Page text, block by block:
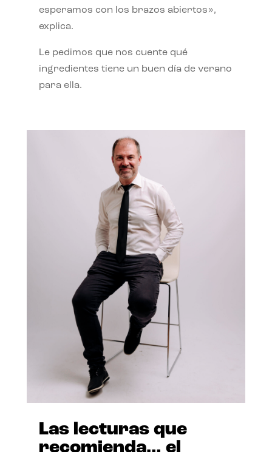
esperamos con los brazos abiertos»,
explica.
Le pedimos que nos cuente qué
ingredientes tiene un buen día de verano
para ella.
Las lecturas que
recomienda… el